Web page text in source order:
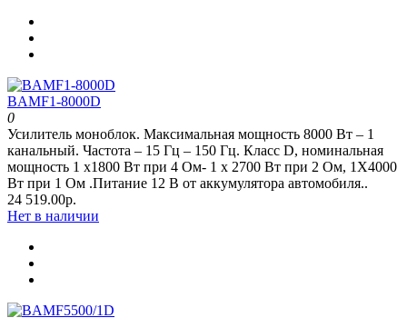
BAMF1-8000D
0
Усилитель моноблок. Максимальная мощность 8000 Вт – 1
канальный. Частота – 15 Гц – 150 Гц. Класс D, номинальная
мощность 1 x1800 Вт при 4 Oм- 1 x 2700 Вт при 2 Oм, 1Х4000
Вт при 1 Ом .Питание 12 В от аккумулятора автомобиля..
24 519.00р.
Нет в наличии